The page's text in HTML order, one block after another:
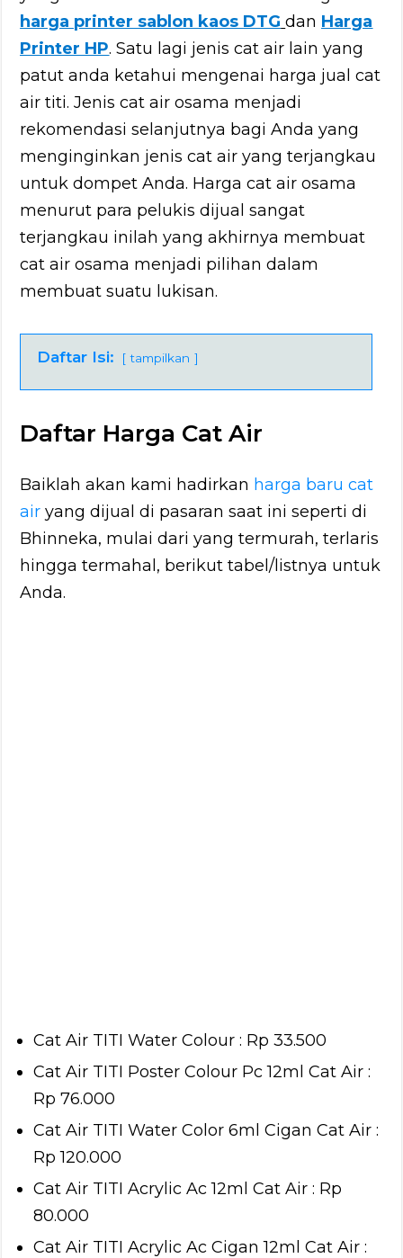
harga printer sablon kaos DTG dan Harga
Printer HP. Satu lagi jenis cat air lain yang
patut anda ketahui mengenai harga jual cat
air titi. Jenis cat air osama menjadi
rekomendasi selanjutnya bagi Anda yang
menginginkan jenis cat air yang terjangkau
untuk dompet Anda. Harga cat air osama
menurut para pelukis dijual sangat
terjangkau inilah yang akhirnya membuat
cat air osama menjadi pilihan dalam
membuat suatu lukisan.
Daftar Isi: tampilkan
Daftar Harga Cat Air
Baiklah akan kami hadirkan harga baru cat
air yang dijual di pasaran saat ini seperti di
Bhinneka, mulai dari yang termurah, terlaris
hingga termahal, berikut tabel/listnya untuk
Anda.
Cat Air TITI Water Colour : Rp 33.500
Cat Air TITI Poster Colour Pc 12ml Cat Air :
Rp 76.000
Cat Air TITI Water Color 6ml Cigan Cat Air :
Rp 120.000
Cat Air TITI Acrylic Ac 12ml Cat Air : Rp
80.000
Cat Air TITI Acrylic Ac Cigan 12ml Cat Air :